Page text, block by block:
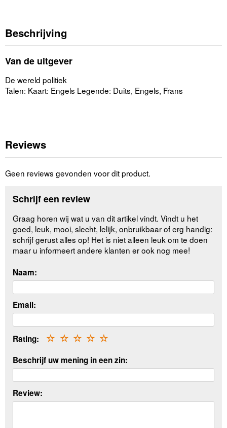
Beschrijving
Van de uitgever
De wereld politiek
Talen: Kaart: Engels Legende: Duits, Engels, Frans
Reviews
Geen reviews gevonden voor dit product.
Schrijf een review
Graag horen wij wat u van dit artikel vindt. Vindt u het
goed, leuk, mooi, slecht, lelijk, onbruikbaar of erg handig:
schrijf gerust alles op! Het is niet alleen leuk om te doen
maar u informeert andere klanten er ook nog mee!
Naam:
Email:
Rating: ☆
☆
☆
☆
☆
Beschrijf uw mening in een zin:
Review: